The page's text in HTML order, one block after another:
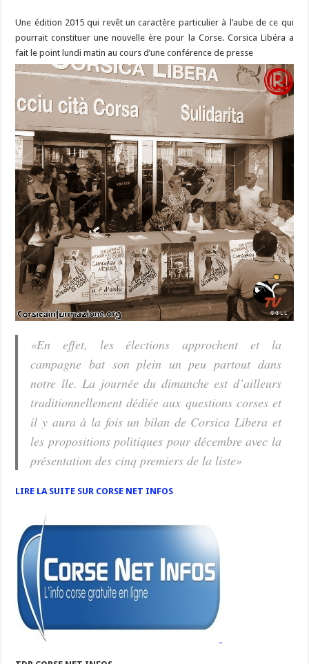
Une édition 2015 qui revêt un caractère particulier à l’aube de ce qui
pourrait constituer une nouvelle ère pour la Corse. Corsica Libéra a
fait le point lundi matin au cours d’une conférence de presse
«En effet, les élections approchent et la
campagne bat son plein un peu partout dans
notre île. La journée du dimanche est d’ailleurs
traditionnellement dédiée aux questions corses et
il y aura à la fois un bilan de Corsica Libera et
les propositions politiques pour décembre avec la
présentation des cinq premiers de la liste»
LIRE LA SUITE SUR CORSE NET INFOS